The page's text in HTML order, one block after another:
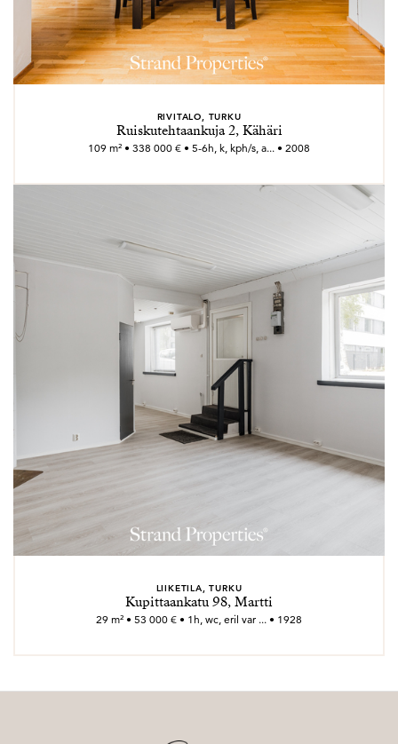
RIVITALO, TURKU
Ruiskutehtaankuja 2, Kähäri
109 m² • 338 000 € • 5-6h, k, kph/s, a... • 2008
LIIKETILA, TURKU
Kupittaankatu 98, Martti
29 m² • 53 000 € • 1h, wc, eril var ... • 1928